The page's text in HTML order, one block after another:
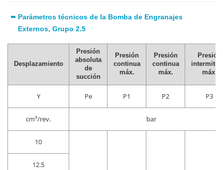
Parámetros técnicos de la Bomba de Engranajes
Externos, Grupo 2.5
Desplazamiento
Presión
absoluta
de
succión
Presión
continua
máx.
Presión
continua
máx.
Presión
máx.
Y Pe P1 P2 P3
cm³/rev. bar
10
12.5